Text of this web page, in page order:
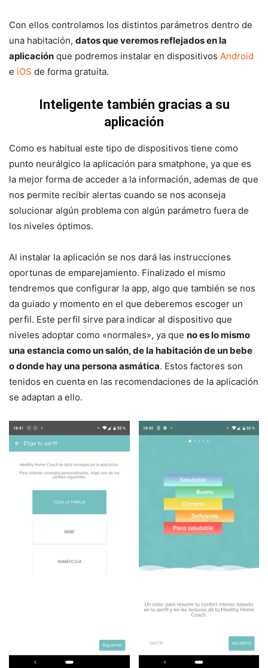
Con ellos controlamos los distintos parámetros dentro de
una habitación, datos que veremos reflejados en la
aplicación que podremos instalar en dispositivos Android
e iOS de forma gratuita.
Inteligente también gracias a su
aplicación
Como es habitual este tipo de dispositivos tiene como
punto neurálgico la aplicación para smatphone, ya que es
la mejor forma de acceder a la información, ademas de que
nos permite recibir alertas cuando se nos aconseja
solucionar algún problema con algún parámetro fuera de
los niveles óptimos.
Al instalar la aplicación se nos dará las instrucciones
oportunas de emparejamiento. Finalizado el mismo
tendremos que configurar la app, algo que también se nos
da guiado y momento en el que deberemos escoger un
perfil. Este perfil sirve para indicar al dispositivo que
niveles adoptar como «normales», ya que no es lo mismo
una estancia como un salón, de la habitación de un bebe
o donde hay una persona asmática. Estos factores son
tenidos en cuenta en las recomendaciones de la aplicación
se adaptan a ello.